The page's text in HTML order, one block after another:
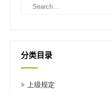
h
分类目录
上级规定